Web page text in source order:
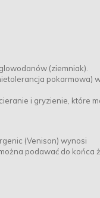
(ziemniak).
pokarmowa)
i gryzienie, które
(Venison) wynosi
podawać do końca